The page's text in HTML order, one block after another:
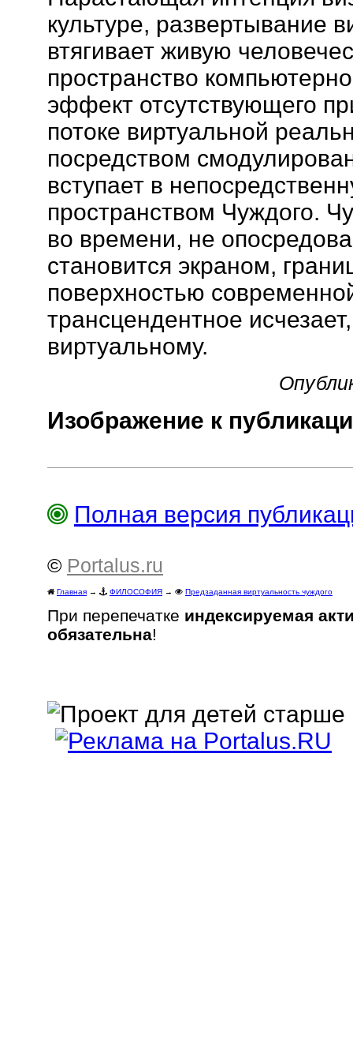
культуре, развертывание
втягивает живую
пространство
эффект отсутствующего
потоке виртуальной
посредством
вступает в
пространством Чуждого.
во времени, не
становится экраном,
поверхностью
трансцендентное
виртуальному.
Изображение к
Полная версия
© Portalus.ru
Главная → ФИЛОСОФИЯ → Предзаданная виртуальность чуждого
При перепечатке индексируемая
обязательна!